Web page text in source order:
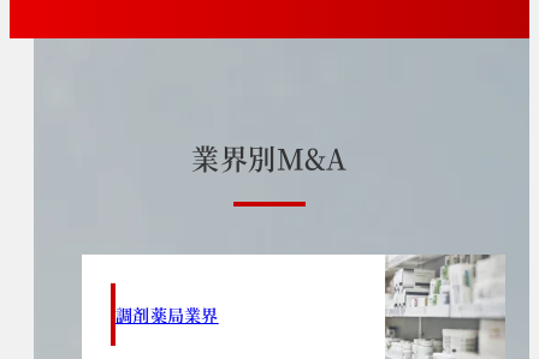
業界別M&A
調剤薬局業界